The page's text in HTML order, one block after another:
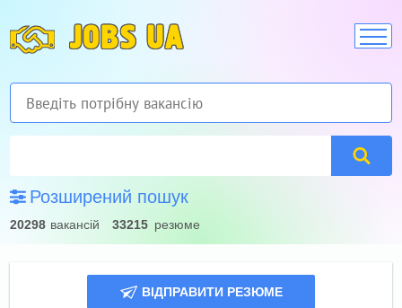
JOBS UA
Розширений пошук
20298 вакансій 33215 резюме
ВІДПРАВИТИ РЕЗЮМЕ